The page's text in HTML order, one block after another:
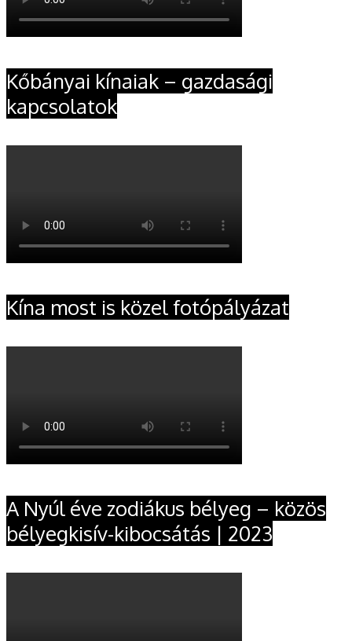
Kőbányai kínaiak – gazdasági
kapcsolatok
Kína most is közel fotópályázat
A Nyúl éve zodiákus bélyeg – közös
bélyegkisív-kibocsátás | 2023